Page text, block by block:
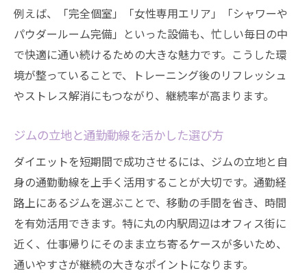
例えば、「完全個室」「女性専用エリア」「シャワーや
パウダールーム完備」といった設備も、忙しい毎日の中
で快適に通い続けるための大きな魅力です。こうした環
境が整っていることで、トレーニング後のリフレッシュ
やストレス解消にもつながり、継続率が高まります。
ジムの立地と通勤動線を活かした選び方
ダイエットを短期間で成功させるには、ジムの立地と自
身の通勤動線を上手く活用することが大切です。通勤経
路上にあるジムを選ぶことで、移動の手間を省き、時間
を有効活用できます。特に丸の内駅周辺はオフィス街に
近く、仕事帰りにそのまま立ち寄るケースが多いため、
通いやすさが継続の大きなポイントになります。